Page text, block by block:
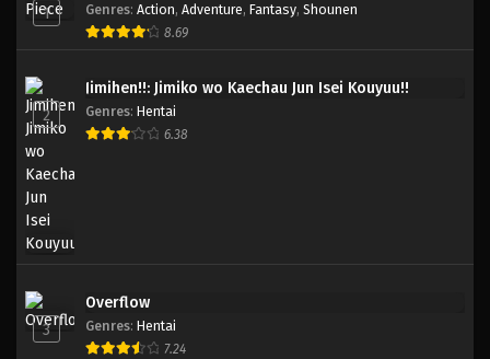
1 Genres: Action, Adventure, Fantasy, Shounen
8.69
2
Jimihen!!: Jimiko wo Kaechau Jun Isei Kouyuu!!
Genres: Hentai
6.38
3
Overflow
Genres: Hentai
7.24